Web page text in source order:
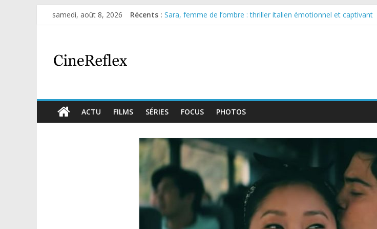
samedi, août 8, 2026 Récents :
Olympo, saison 1 : nouvelle série qui séduira les fans de « Elite »
Sara, femme de l’ombre : thriller italien émotionnel et captivant
ACTU FILMS SÉRIES FOCUS PHOTOS